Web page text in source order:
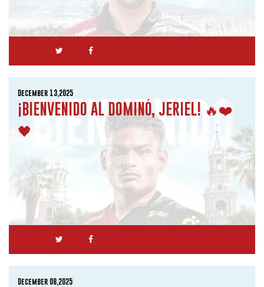
December 13,2025
¡BIENVENIDO AL DOMINÓ, JERIEL! 🔥❤️
🖤
December 08,2025